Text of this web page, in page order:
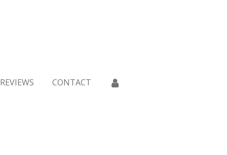
REVIEWS CONTACT